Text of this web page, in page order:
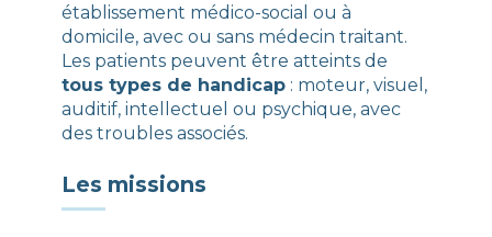
établissement médico-social ou à
domicile, avec ou sans médecin traitant.
Les patients peuvent être atteints de
tous types de handicap : moteur, visuel,
auditif, intellectuel ou psychique, avec
des troubles associés.
Les missions